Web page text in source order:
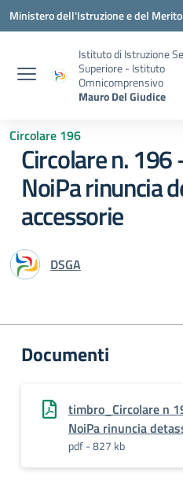
Vai ai contenuti
Vai al menu di navigazione
Vai al footer
Ministero dell'Istruzione e del Merito
Istituto di Istruzione
Superiore - Istituto
Omnicomprensivo
Mauro Del Giudice
Circolare 196
Circolare n.
NoiPa rinuncia
accessorie
DSGA
Documenti
timbro_Circolare n
NoiPa rinuncia
pdf - 827 kb